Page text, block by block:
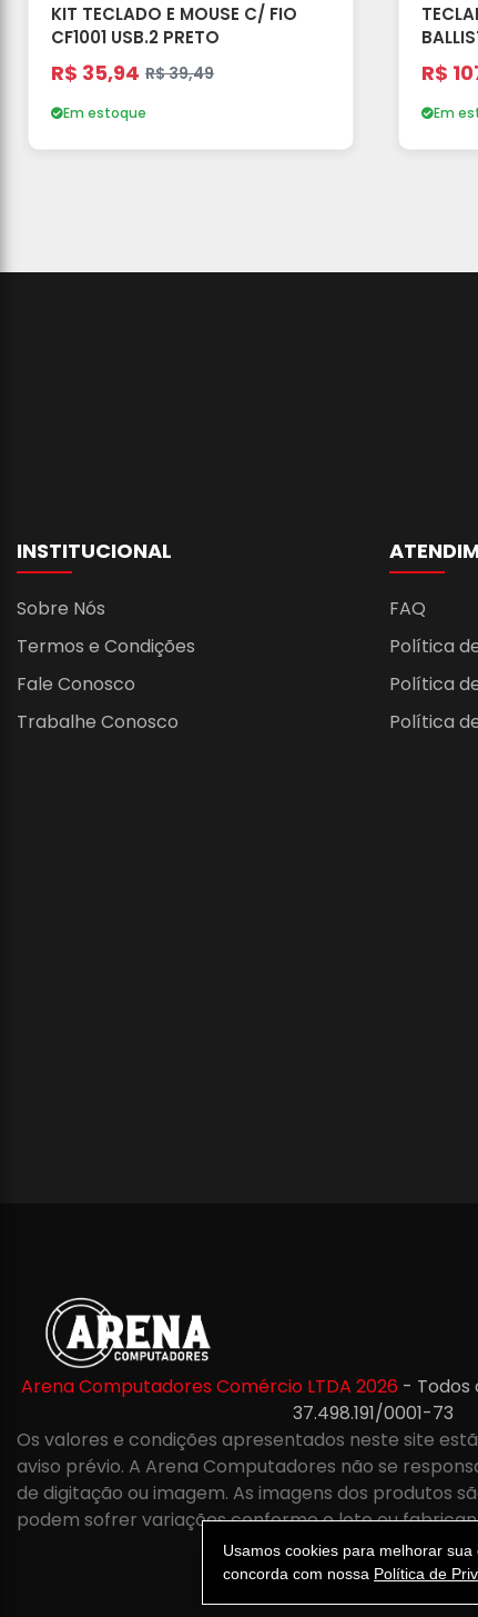
KIT TECLADO E MOUSE C/ FIO
CF1001 USB.2 PRETO
R$ 35,94 R$ 39,49
Em estoque
R$
Em
INSTITUCIONAL
Sobre Nós
Termos e Condições
Fale Conosco
Trabalhe Conosco
FAQ
Política
Política
Política
Arena Computadores Comércio LTDA 2026 - Todos
37.498.191/0001-73
Os valores e condições apresentados neste site
aviso prévio. A Arena Computadores não se
de digitação ou imagem. As imagens dos produtos
podem sofrer variações conforme o lote ou
Usamos cookies para melhorar
concorda com nossa Política de